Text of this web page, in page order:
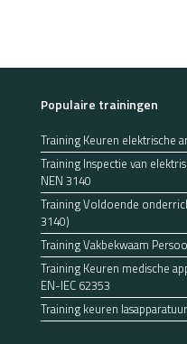
Populaire trainingen
Training Keuren elektrische
Training Inspectie van
NEN 3140
Training Voldoende
3140)
Training Vakbekwaam
Training Keuren medische
EN-IEC 62353
Training keuren